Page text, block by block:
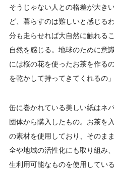
そうじゃない人との格差が大き
ど、暮らすのは難しいと感じる
分も走らせれば大自然に触れる
自然を感じる。地球のために意
には桜の花を使ったお茶を作る
を乾かして持ってきてくれるの」
缶に巻かれている美しい紙はネ
団体から購入したもの。お茶を
の素材を使用しており、そのま
全や地域の活性化にも取り組み
生利用可能なものを使用してい